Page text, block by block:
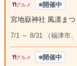
グルメ 開催中
宮地嶽神社 風凛ま
7/1 ～ 8/31 （福津市
グルメ 開催中